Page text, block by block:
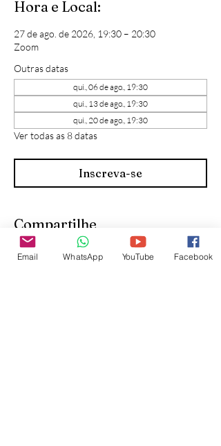
Hora e Local:
27 de ago. de 2026, 19:30 – 20:30
Zoom
Outras datas
qui., 06 de ago., 19:30
qui., 13 de ago., 19:30
qui., 20 de ago., 19:30
Ver todas as 8 datas
Inscreva-se
Compartilhe
Email WhatsApp YouTube Facebook